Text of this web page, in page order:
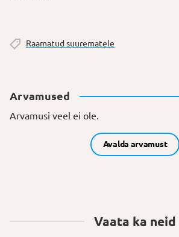
Raamatud suurematele
Arvamused
Arvamusi veel ei ole.
Avalda arvamust
Vaata ka neid